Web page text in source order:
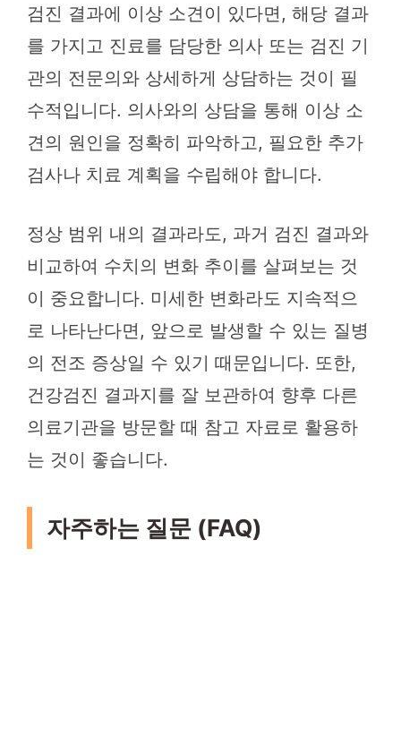
검진 결과에 이상 소견이 있다면, 해당 결과
를 가지고 진료를 담당한 의사 또는 검진 기
관의 전문의와 상세하게 상담하는 것이 필
수적입니다. 의사와의 상담을 통해 이상 소
견의 원인을 정확히 파악하고, 필요한 추가
검사나 치료 계획을 수립해야 합니다.
정상 범위 내의 결과라도, 과거 검진 결과와
비교하여 수치의 변화 추이를 살펴보는 것
이 중요합니다. 미세한 변화라도 지속적으
로 나타난다면, 앞으로 발생할 수 있는 질병
의 전조 증상일 수 있기 때문입니다. 또한,
건강검진 결과지를 잘 보관하여 향후 다른
의료기관을 방문할 때 참고 자료로 활용하
는 것이 좋습니다.
자주하는 질문 (FAQ)